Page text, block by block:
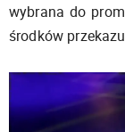
wybrana do
środków